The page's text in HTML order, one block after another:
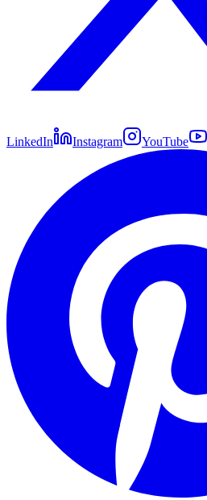
LinkedIn Instagram YouTube